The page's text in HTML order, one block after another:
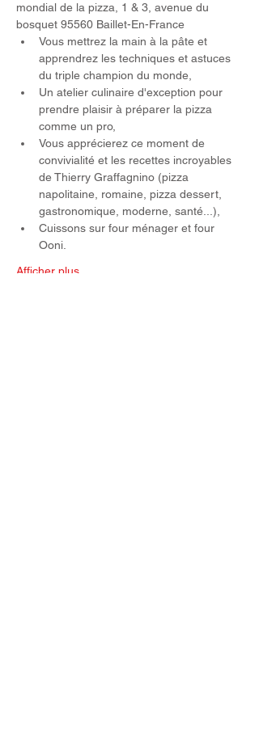
mondial de la pizza, 1 & 3, avenue du
bosquet 95560 Baillet-En-France
Vous mettrez la main à la pâte et
apprendrez les techniques et astuces
du triple champion du monde,
Un atelier culinaire d'exception pour
prendre plaisir à préparer la pizza
comme un pro,
Vous apprécierez ce moment de
convivialité et les recettes incroyables
de Thierry Graffagnino (pizza
napolitaine, romaine, pizza dessert,
gastronomique, moderne, santé...),
Cuissons sur four ménager et four
Ooni.
Afficher plus